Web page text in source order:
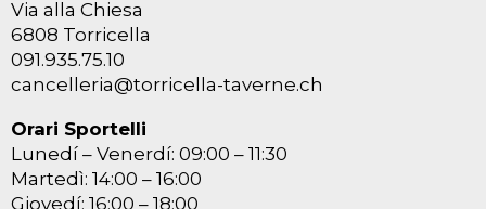
Via alla Chiesa
6808 Torricella
091.935.75.10
cancelleria@torricella-taverne.ch
Orari Sportelli
Lunedí – Venerdí: 09:00 – 11:30
Martedì: 14:00 – 16:00
Giovedí: 16:00 – 18:00